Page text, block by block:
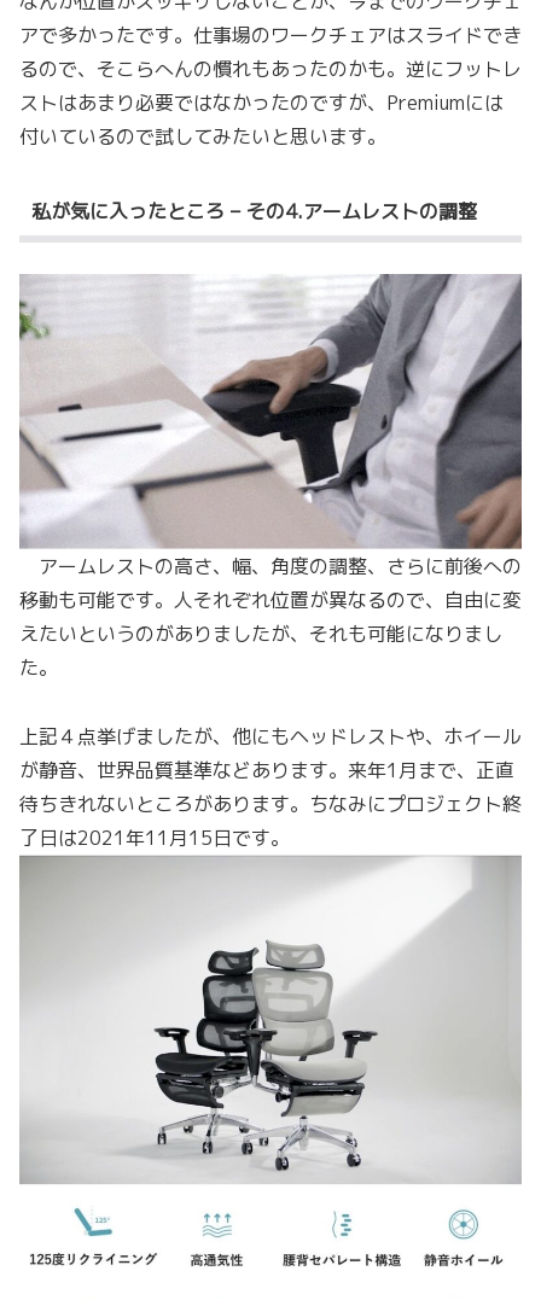
アで多かったです。仕事場のワークチェアはスライドでき
るので、そこらへんの慣れもあったのかも。逆にフットレ
ストはあまり必要ではなかったのですが、Premiumには
付いているので試してみたいと思います。
私が気に入ったところ – その4.アームレストの調整
アームレストの高さ、幅、角度の調整、さらに前後への
移動も可能です。人それぞれ位置が異なるので、自由に変
えたいというのがありましたが、それも可能になりまし
た。
上記４点挙げましたが、他にもヘッドレストや、ホイール
が静音、世界品質基準などあります。来年1月まで、正直
待ちきれないところがあります。ちなみにプロジェクト終
了日は2021年11月15日です。